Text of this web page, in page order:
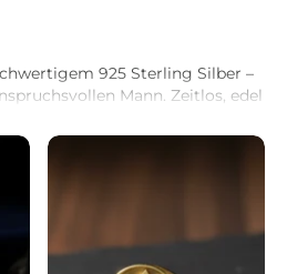
925 Sterling Silber –
Mann. Zeitlos, edel